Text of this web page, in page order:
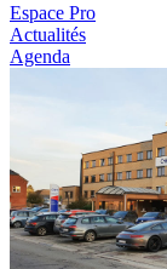
Espace Pro
Actualités
Agenda